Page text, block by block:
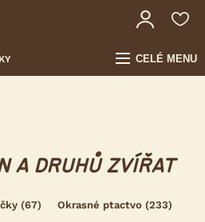
CELÉ MENU
A DRUHŮ ZVÍŘAT
(67) Okrasné ptactvo (233)